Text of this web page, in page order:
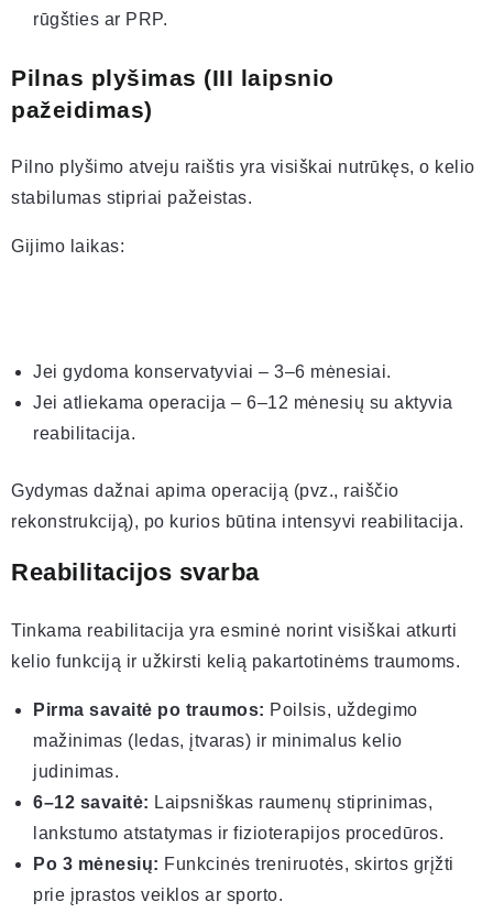
rūgšties ar PRP.
Pilnas plyšimas (III laipsnio
pažeidimas)
Pilno plyšimo atveju raištis yra visiškai nutrūkęs, o kelio
stabilumas stipriai pažeistas.
Gijimo laikas:
Jei gydoma konservatyviai – 3–6 mėnesiai.
Jei atliekama operacija – 6–12 mėnesių su aktyvia
reabilitacija.
Gydymas dažnai apima operaciją (pvz., raiščio
rekonstrukciją), po kurios būtina intensyvi reabilitacija.
Reabilitacijos svarba
Tinkama reabilitacija yra esminė norint visiškai atkurti
kelio funkciją ir užkirsti kelią pakartotinėms traumoms.
Pirma savaitė po traumos: Poilsis, uždegimo
mažinimas (ledas, įtvaras) ir minimalus kelio
judinimas.
6–12 savaitė: Laipsniškas raumenų stiprinimas,
lankstumo atstatymas ir fizioterapijos procedūros.
Po 3 mėnesių: Funkcinės treniruotės, skirtos grįžti
prie įprastos veiklos ar sporto.